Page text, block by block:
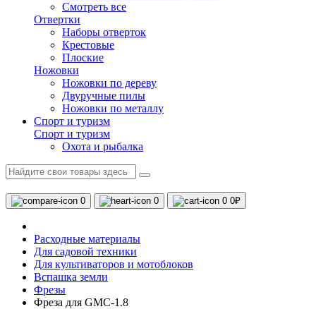
Смотреть все
Отвертки
Наборы отверток
Крестовые
Плоские
Ножовки
Ножовки по дереву
Двуручные пилы
Ножовки по металлу
Спорт и туризм
Спорт и туризм
Охота и рыбалка
0 0 0 0₽
Расходные материалы
Для садовой техники
Для культиваторов и мотоблоков
Вспашка земли
Фрезы
Фреза для GMC-1.8